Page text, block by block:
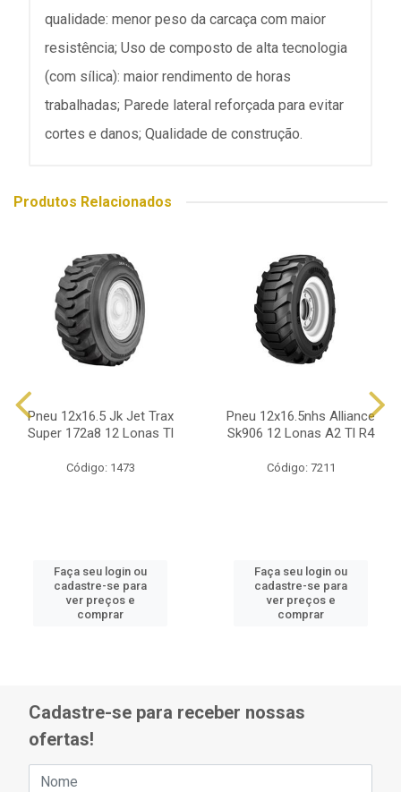
qualidade: menor peso da carcaça com maior
resistência; Uso de composto de alta tecnologia
(com sílica): maior rendimento de horas
trabalhadas; Parede lateral reforçada para evitar
cortes e danos; Qualidade de construção.
Produtos Relacionados
Pneu 12x16.5 Jk Jet Trax
Super 172a8 12 Lonas Tl
Código: 1473
Faça seu login ou
cadastre-se para
ver preços e
comprar
Pneu 12x16.5nhs Alliance
Sk906 12 Lonas A2 Tl R4
Código: 7211
Faça seu login ou
cadastre-se para
ver preços e
comprar
Cadastre-se para receber nossas
ofertas!